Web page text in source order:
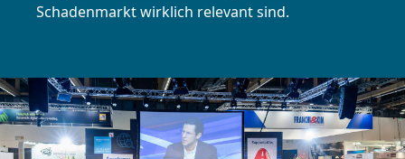
Schadenmarkt wirklich relevant sind.